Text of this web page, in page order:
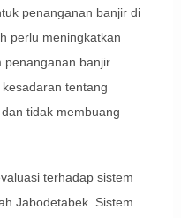
penanganan banjir di
perlu meningkatkan
banjir.
tentang
tidak membuang
terhadap sistem
Jabodetabek. Sistem